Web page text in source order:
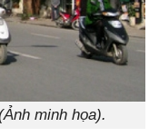
minh họa).